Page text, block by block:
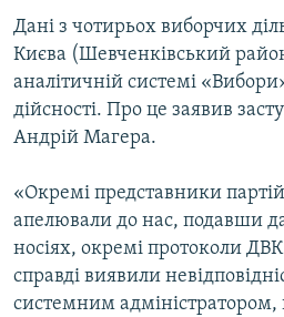
КРИМ РЕАЛІЇ
РУС
УКР
КТАТ
ДОЛУЧАЙСЯ!
Дані з чотирьох виборчих
Києва (Шевченківський
аналітичній системі
дійсності. Про це заявив
Андрій Магера.
«Окремі представники
апелювали до нас, подавши
носіях, окремі протоколи
справді виявили
системним адміністратором,